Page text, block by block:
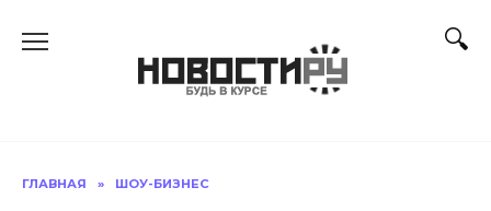
ГЛАВНАЯ » ШОУ-БИЗНЕС